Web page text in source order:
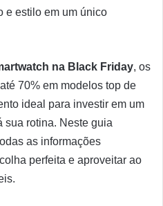
e estilo em um único
na Black Friday, os
70% em modelos top de
ideal para investir em um
sua rotina. Neste guia
as informações
perfeita e aproveitar ao